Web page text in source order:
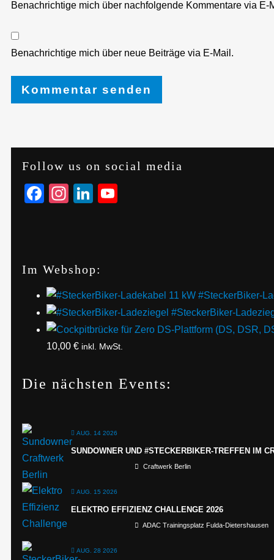
Benachrichtige mich über nachfolgende Kommentare via E-
Benachrichtige mich über neue Beiträge via E-Mail.
Follow us on social media
Facebook
Instagram
LinkedIn
Im Webshop:
#SteckerBiker-
#SteckerBiker-
10,00 € inkl. MwSt.
Die nächsten Events:
AUG. 14 2026
SUNDOWNER UND #STECKERBIKER-TREFFEN IM
Craftwerk Berlin
AUG. 15 2026
ELEKTRO EFFIZIENZ CHALLENGE 2026
ADAC Trainingsplatz Fulda-Dietershausen
AUG. 28 2026